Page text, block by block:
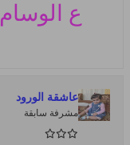
ع الوسام
عاشقة الورود
مشرفة سابقة